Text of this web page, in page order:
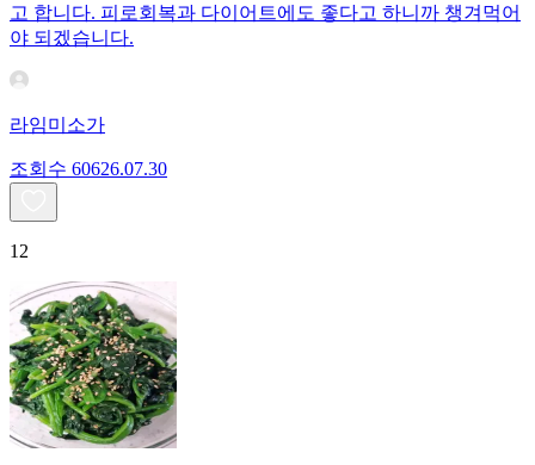
고 합니다. 피로회복과 다이어트에도 좋다고 하니까 챙겨먹어
야 되겠습니다.
라임미소가
조회수 60626.07.30
12